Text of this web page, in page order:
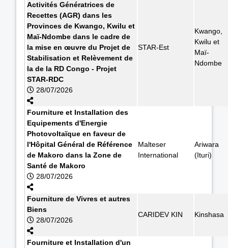
Activités Génératrices de
Recettes (AGR) dans les
Provinces de Kwango, Kwilu et
Maï-Ndombe dans le cadre de
la mise en œuvre du Projet de
Stabilisation et Relèvement de
la de la RD Congo - Projet
STAR-RDC
28/07/2026
STAR-Est
Kwango,
Kwilu et
Maï-
Ndombe
Fourniture et Installation des
Equipements d'Energie
Photovoltaïque en faveur de
l'Hôpital Général de Référence
de Makoro dans la Zone de
Santé de Makoro
28/07/2026
Malteser
International
Ariwara
(Ituri)
Fourniture de Vivres et autres
Biens
28/07/2026
CARIDEV KIN Kinshasa
Fourniture et Installation d'un